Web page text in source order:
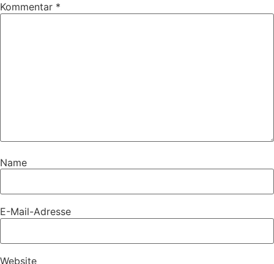
Kommentar *
Name
E-Mail-Adresse
Website